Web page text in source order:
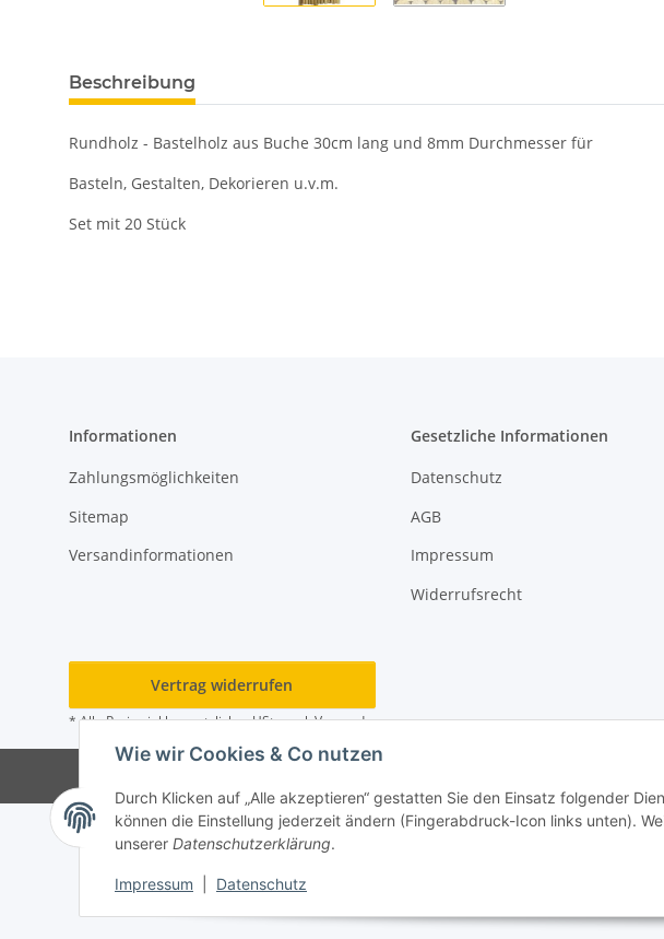
Wie wir Cookies & Co nutzen
Durch Klicken auf „Alle akzeptieren“ gestatten Sie den Einsatz folgender
können die Einstellung jederzeit ändern (Fingerabdruck-Icon links unten).
unserer Datenschutzerklärung.
Impressum Datenschutz
Beschreibung
Rundholz - Bastelholz aus Buche 30cm lang und 8mm Durchmesser für
Basteln, Gestalten, Dekorieren u.v.m.
Set mit 20 Stück
Informationen
Zahlungsmöglichkeiten
Sitemap
Versandinformationen
Gesetzliche Informationen
Datenschutz
AGB
Impressum
Widerrufsrecht
Vertrag widerrufen
* Alle Preise inkl. gesetzlicher USt., zzgl.Versand